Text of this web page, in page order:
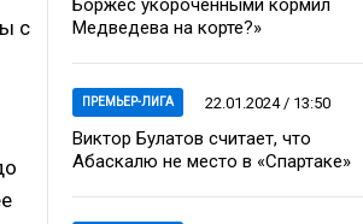
с
Боржес укороченными кормил
Медведева на корте?»
ПРЕМЬЕР-ЛИГА 22.01.2024 / 13:50
Виктор Булатов считает, что
Абаскалю не место в «Спартаке»